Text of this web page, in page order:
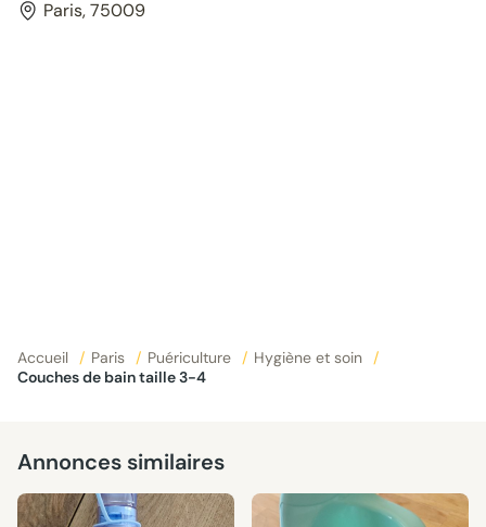
Paris, 75009
Accueil / Paris / Puériculture / Hygiène et soin
/
Couches de bain taille 3-4
Annonces similaires